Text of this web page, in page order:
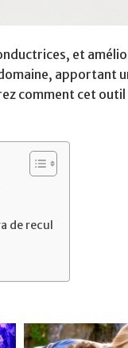
et
apportant
comment cet
de recul